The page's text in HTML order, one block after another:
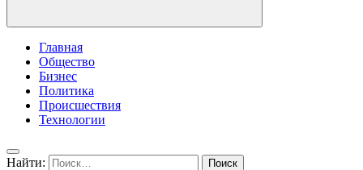
Главная
Общество
Бизнес
Политика
Происшествия
Технологии
Найти: